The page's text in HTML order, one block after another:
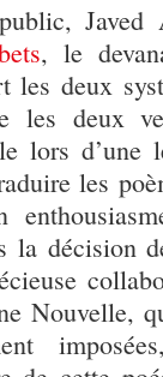
, le
deux
les deux
lors d’une
les
la décision
Nouvelle,